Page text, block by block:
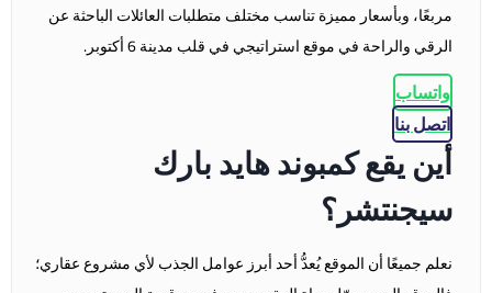
مربعًا، وبأسعار مميزة تناسب مختلف متطلبات العائلات الباحثة عن
الرقي والراحة في موقع استراتيجي في قلب مدينة 6 أكتوبر.
واتساب
اتصل بنا
أين يقع كمبوند هايد بارك
سيجنتشر؟
نعلم جميعًا أن الموقع يُعدُّ أحد أبرز عوامل الجذب لأي مشروع عقاري؛